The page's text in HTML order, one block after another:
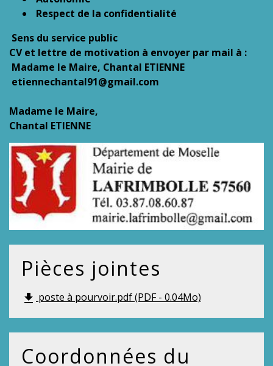
Respect de la confidentialité
Sens du service public
CV et lettre de motivation à envoyer par mail à :
Madame le Maire, Chantal ETIENNE
etiennechantal91@gmail.com
Madame le Maire,
Chantal ETIENNE
Pièces jointes
file_download poste à pourvoir.pdf (PDF - 0.04Mo)
Coordonnées du